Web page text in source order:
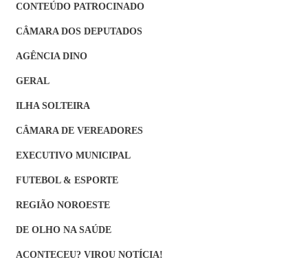
CONTEÚDO PATROCINADO
CÂMARA DOS DEPUTADOS
AGÊNCIA DINO
GERAL
ILHA SOLTEIRA
CÂMARA DE VEREADORES
EXECUTIVO MUNICIPAL
FUTEBOL & ESPORTE
REGIÃO NOROESTE
DE OLHO NA SAÚDE
ACONTECEU? VIROU NOTÍCIA!